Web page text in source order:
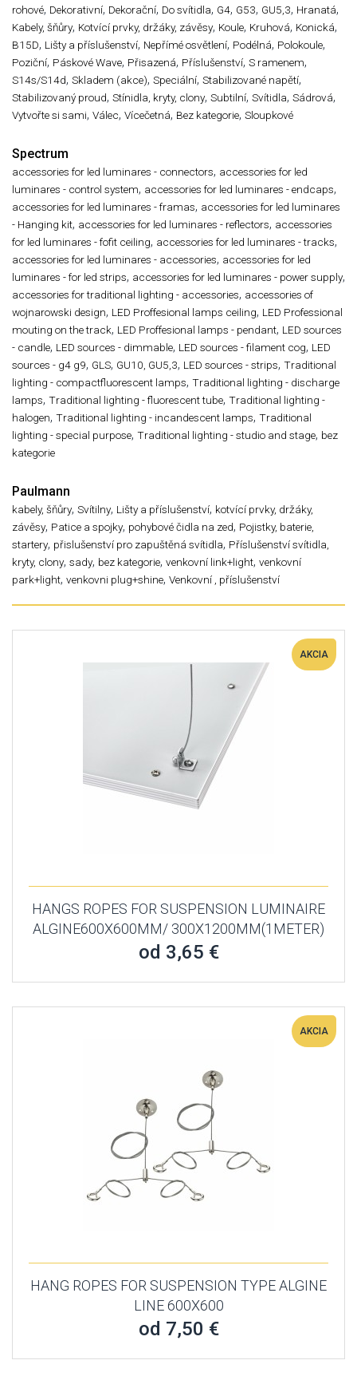
rohové, Dekorativní, Dekorační, Do svítidla, G4, G53, GU5,3, Hranatá,
Kabely, šňůry, Kotvící prvky, držáky, závěsy, Koule, Kruhová, Konická,
B15D, Lišty a příslušenství, Nepřímé osvětlení, Podélná, Polokoule,
Poziční, Páskové Wave, Přisazená, Příslušenství, S ramenem,
S14s/S14d, Skladem (akce), Speciální, Stabilizované napětí,
Stabilizovaný proud, Stínidla, kryty, clony, Subtilní, Svítidla, Sádrová,
Vytvořte si sami, Válec, Vícečetná, Bez kategorie, Sloupkové
Spectrum
accessories for led luminares - connectors, accessories for led
luminares - control system, accessories for led luminares - endcaps,
accessories for led luminares - framas, accessories for led luminares
- Hanging kit, accessories for led luminares - reflectors, accessories
for led luminares - fofit ceiling, accessories for led luminares - tracks,
accessories for led luminares - accessories, accessories for led
luminares - for led strips, accessories for led luminares - power supply,
accessories for traditional lighting - accessories, accessories of
wojnarowski design, LED Proffesional lamps ceiling, LED Professional
mouting on the track, LED Proffesional lamps - pendant, LED sources
- candle, LED sources - dimmable, LED sources - filament cog, LED
sources - g4 g9, GLS, GU10, GU5,3, LED sources - strips, Traditional
lighting - compactfluorescent lamps, Traditional lighting - discharge
lamps, Traditional lighting - fluorescent tube, Traditional lighting -
halogen, Traditional lighting - incandescent lamps, Traditional
lighting - special purpose, Traditional lighting - studio and stage, bez
kategorie
Paulmann
kabely, šňůry, Svítilny, Lišty a příslušenství, kotvící prvky, držáky,
závěsy, Patice a spojky, pohybové čidla na zed, Pojistky, baterie,
startery, přislušenství pro zapuštěná svítidla, Příslušenství svítidla,
kryty, clony, sady, bez kategorie, venkovní link+light, venkovní
park+light, venkovni plug+shine, Venkovní , příslušenství
AKCIA
HANGS ROPES FOR SUSPENSION LUMINAIRE
ALGINE600X600MM/ 300X1200MM(1METER)
od 3,65 €
AKCIA
HANG ROPES FOR SUSPENSION TYPE ALGINE
LINE 600X600
od 7,50 €